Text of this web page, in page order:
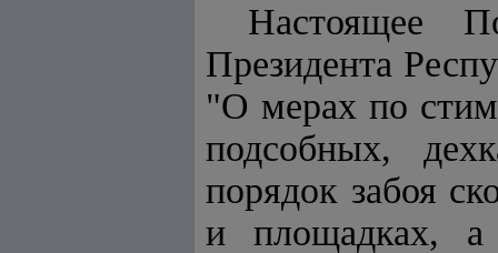
Настоящее
Президента
"О мерах по
подсобных,
порядок забоя
и площадках, а